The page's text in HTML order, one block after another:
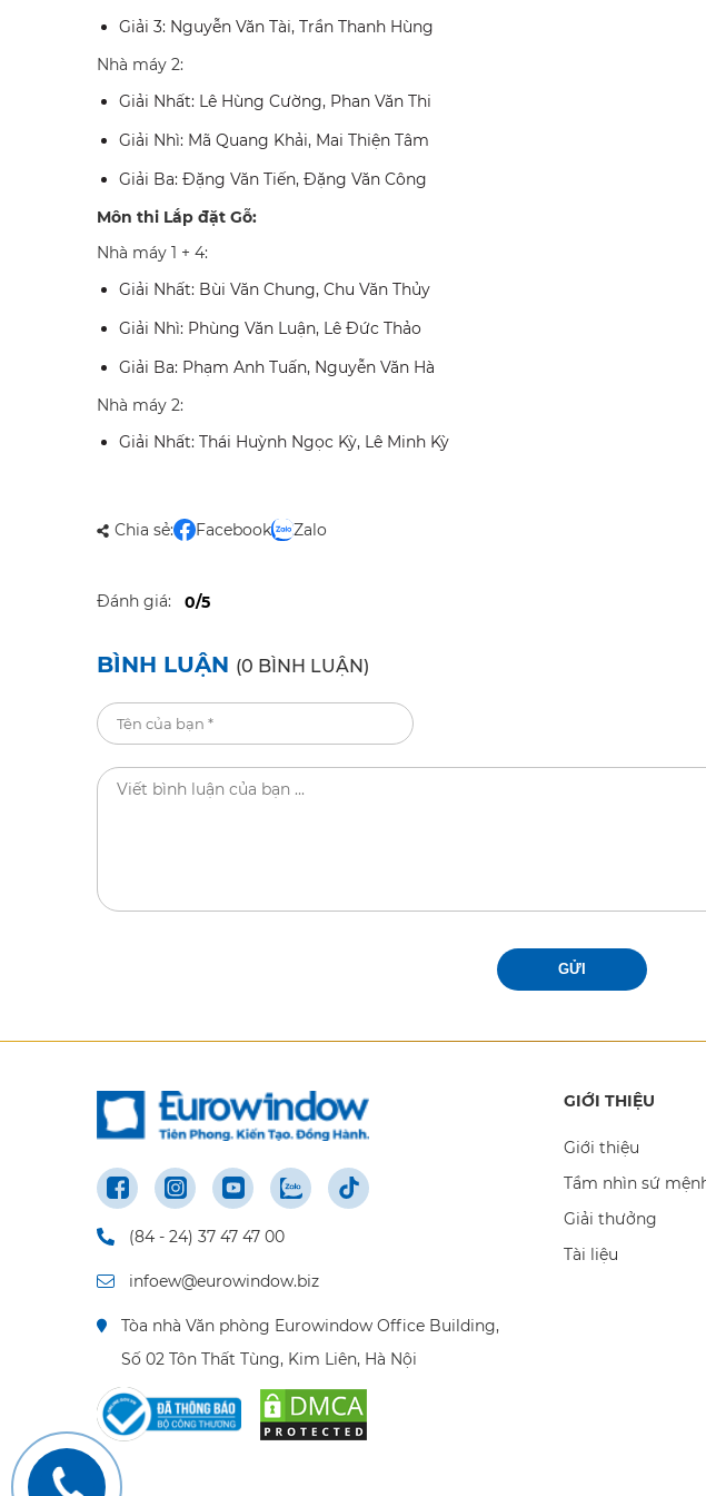
Giải 3: Nguyễn Văn Tài, Trần Thanh Hùng
Nhà máy 2:
Giải Nhất: Lê Hùng Cường, Phan Văn Thi
Giải Nhì: Mã Quang Khải, Mai Thiện Tâm
Giải Ba: Đặng Văn Tiến, Đặng Văn Công
Môn thi Lắp đặt Gỗ:
Nhà máy 1 + 4:
Giải Nhất: Bùi Văn Chung, Chu Văn Thủy
Giải Nhì: Phùng Văn Luận, Lê Đức Thảo
Giải Ba: Phạm Anh Tuấn, Nguyễn Văn Hà
Nhà máy 2:
Giải Nhất: Thái Huỳnh Ngọc Kỳ, Lê Minh Kỳ
Chia sẻ: Facebook Zalo
Đánh giá: 0/5
BÌNH LUẬN (0 BÌNH LUẬN)
GỬI
(84 - 24) 37 47 47 00
infoew@eurowindow.biz
Tòa nhà Văn phòng Eurowindow Office Building,
Số 02 Tôn Thất Tùng, Kim Liên, Hà Nội
GIỚI THIỆU
Giới thiệu
Tầm nhìn sứ
Giải thưởng
Tài liệu